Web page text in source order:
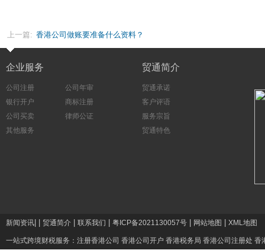
上一篇: 香港公司做账要准备什么资料？
企业服务
公司注册
公司年审
银行开户
商标注册
公司买卖
律师公证
其他服务
贸通简介
贸通承诺
客户评语
服务宗旨
贸通特色
新闻资讯 贸通简介 联系我们 粤ICP备2021130057号 网站地图 XML地图
一站式跨境财税服务： 注册香港公司 香港公司开户 香港税务局 香港公司注册处 香